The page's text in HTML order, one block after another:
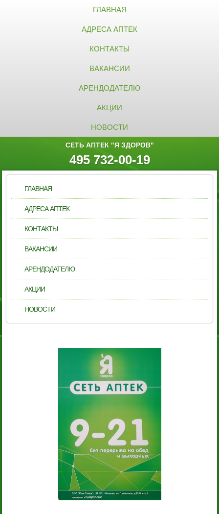
ГЛАВНАЯ
АДРЕСА АПТЕК
КОНТАКТЫ
ВАКАНСИИ
АРЕНДОДАТЕЛЮ
АКЦИИ
НОВОСТИ
СЕТЬ АПТЕК "Я ЗДОРОВ"
495 732-00-19
ГЛАВНАЯ
АДРЕСА АПТЕК
КОНТАКТЫ
ВАКАНСИИ
АРЕНДОДАТЕЛЮ
АКЦИИ
НОВОСТИ